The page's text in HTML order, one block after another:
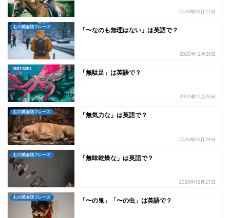
2020年12月27日
むの英会話フレーズ 「〜なのも無理はない」は英語で？
2020年12月28日
BBTS2E3
「無駄足」は英語で？
2020年12月26日
むの英会話フレーズ 「無気力な」は英語で？
2020年12月24日
むの英会話フレーズ 「無味乾燥な」は英語で？
2020年12月27日
むの英会話フレーズ 「〜の鬼」「〜の虫」は英語で？